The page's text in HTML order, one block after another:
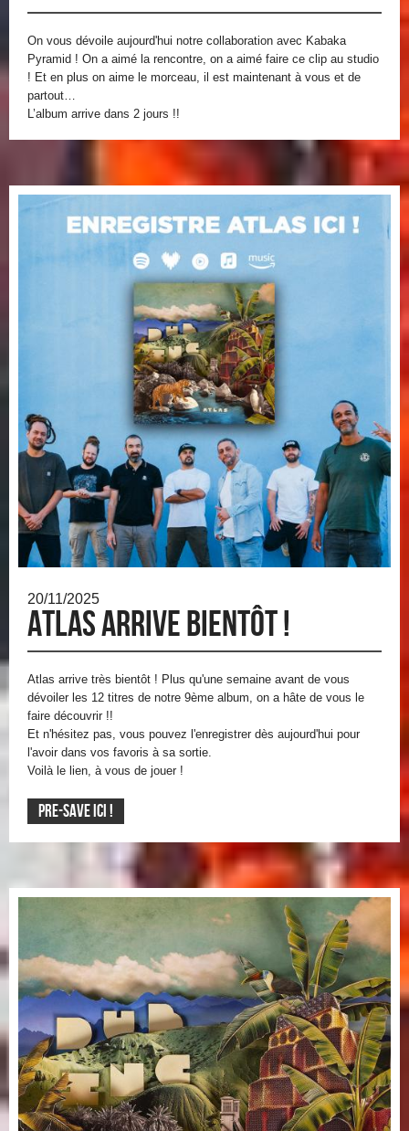
On vous dévoile aujourd'hui notre collaboration avec Kabaka
Pyramid ! On a aimé la rencontre, on a aimé faire ce clip au studio
! Et en plus on aime le morceau, il est maintenant à vous et de
partout…
L’album arrive dans 2 jours !!
20/11/2025
Atlas arrive bientôt !
Atlas arrive très bientôt ! Plus qu'une semaine avant de vous
dévoiler les 12 titres de notre 9ème album, on a hâte de vous le
faire découvrir !!
Et n'hésitez pas, vous pouvez l'enregistrer dès aujourd'hui pour
l'avoir dans vos favoris à sa sortie.
Voilà le lien, à vous de jouer !
PRE-SAVE ICI !